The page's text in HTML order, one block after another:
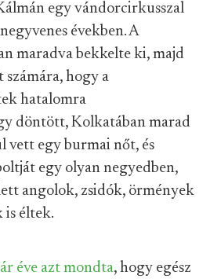
egy vándorcirkusszal
években. A
maradva bekkelte ki, majd
számára, hogy a
hatalomra
döntött, Kolkatában marad
vett egy burmai nőt, és
egy olyan negyedben,
angolok, zsidók, örmények
is éltek.
éve azt mondta, hogy egész